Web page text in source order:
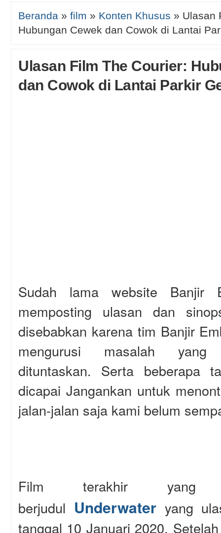
Beranda » film » Konten Khusus » Ulasan
Hubungan Cewek dan Cowok di Lantai
Ulasan Film The Courier:
dan Cowok di Lantai Parkir
Sudah lama website Banjir
memposting ulasan dan
disebabkan karena tim Banjir
mengurusi masalah
dituntaskan. Serta beberapa
dicapai Jangankan untuk
jalan-jalan saja kami belum
Film terakhir
berjudul Underwateryang
tanggal 10 Januari 2020.